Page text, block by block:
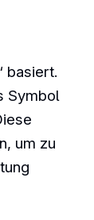
basiert.
Symbol
um zu